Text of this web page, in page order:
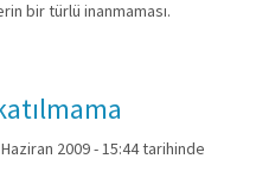
bir türlü inanmaması.
2009 - 15:44 tarihinde